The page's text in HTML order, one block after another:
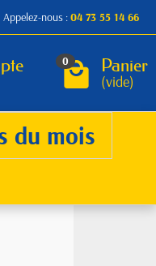
Appelez-nous :04 73 55 14 66
0 Panier
(vide)
du mois